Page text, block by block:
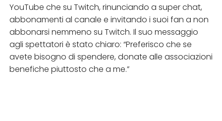
YouTube che su Twitch, rinunciando a super chat,
abbonamenti al canale e invitando i suoi fan a non
abbonarsi nemmeno su Twitch. Il suo messaggio
agli spettatori è stato chiaro: “Preferisco che se
avete bisogno di spendere, donate alle associazioni
benefiche piuttosto che a me.”